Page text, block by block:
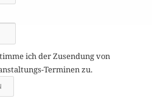
ich der Zusendung von
Terminen zu.